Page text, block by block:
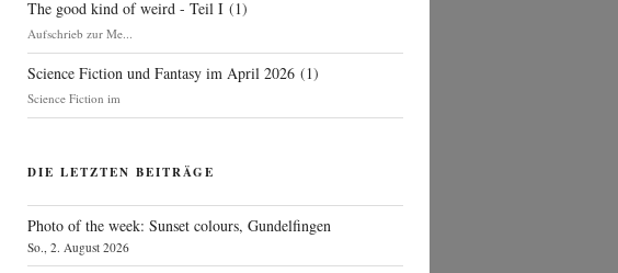
The good kind of weird - Teil I (1)
Aufschrieb zur Me...
Science Fiction und Fantasy im April 2026 (1)
Science Fiction im
DIE LETZTEN BEITRÄGE
Photo of the week: Sunset colours, Gundelfingen
So., 2. August 2026